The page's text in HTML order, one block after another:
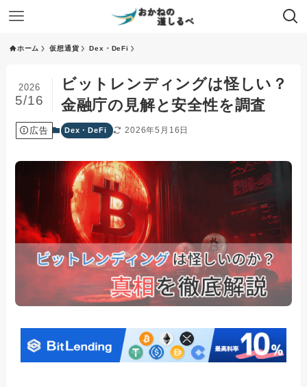
ホーム 仮想通貨 Dex・DeFi
ビットレンディングは怪しい？
金融庁の見解と安全性を調査
2026
5/16
広告 Dex・DeFi 2026年5月16日